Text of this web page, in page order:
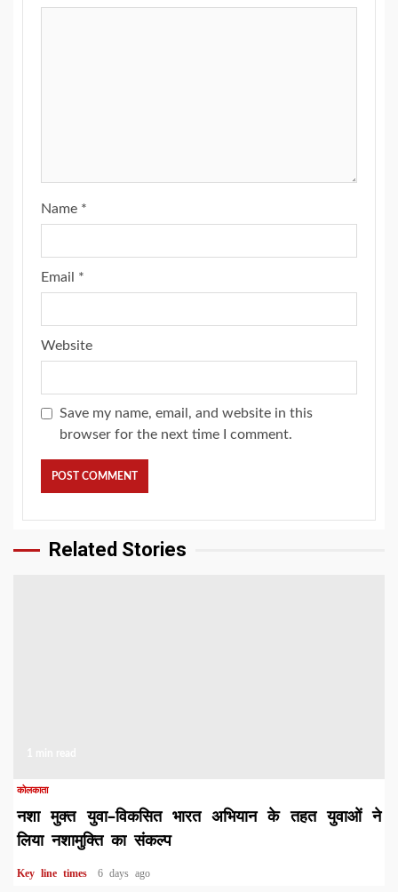
Name *
Email *
Website
Save my name, email, and website in this
browser for the next time I comment.
Related Stories
कोलकाता
नशा मुक्त युवा–विकसित भारत अभियान के तहत युवाओं ने
लिया नशामुक्ति का संकल्प
Key line times 6 days ago